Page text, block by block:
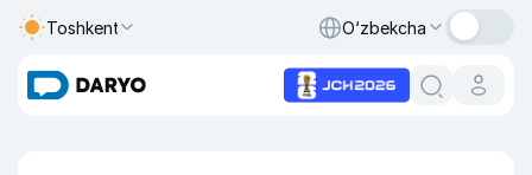
Toshkent O‘zbekcha